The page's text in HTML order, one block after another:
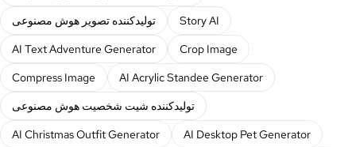
تولیدکننده تصویر هوش مصنوعی
Story AI
AI Text Adventure Generator
Crop Image
Compress Image
AI Acrylic Standee Generator
تولیدکننده شیت شخصیت هوش مصنوعی
AI Christmas Outfit Generator
AI Desktop Pet Generator